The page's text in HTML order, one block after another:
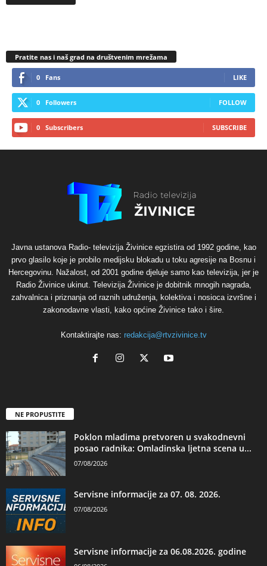
Pratite nas i naš grad na društvenim mrežama
0 Fans LIKE
0 Followers FOLLOW
0 Subscribers SUBSCRIBE
Javna ustanova Radio- televizija Živinice egzistira od 1992 godine, kao
prvo glasilo koje je probilo medijsku blokadu u toku agresije na Bosnu i
Hercegovinu. Nažalost, od 2001 godine djeluje samo kao televizija, jer je
Radio Živinice ukinut. Televizija Živinice je dobitnik mnogih nagrada,
zahvalnica i priznanja od raznih udruženja, kolektiva i nosioca izvršne i
zakonodavne vlasti, kako općine Živinice tako i šire.
Kontaktirajte nas: redakcija@rtvzivinice.tv
NE PROPUSTITE
Poklon mladima pretvoren u svakodnevni
posao radnika: Omladinska ljetna scena u...
07/08/2026
Servisne informacije za 07. 08. 2026.
07/08/2026
Servisne informacije za 06.08.2026. godine